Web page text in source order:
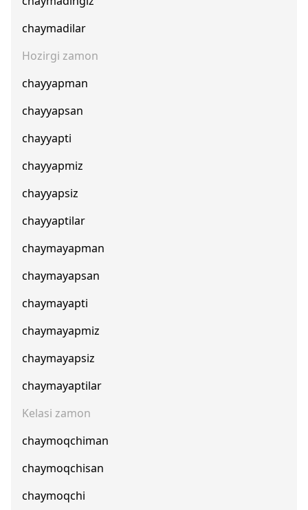
chaymadilar
Hozirgi zamon
chayyapman
chayyapsan
chayyapti
chayyapmiz
chayyapsiz
chayyaptilar
chaymayapman
chaymayapsan
chaymayapti
chaymayapmiz
chaymayapsiz
chaymayaptilar
Kelasi zamon
chaymoqchiman
chaymoqchisan
chaymoqchi